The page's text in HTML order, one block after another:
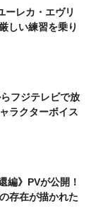
ーレカ・エヴリ
しい練習を乗り
フジテレビで放
ラクターボイス
編》PVが公開！
存在が描かれた